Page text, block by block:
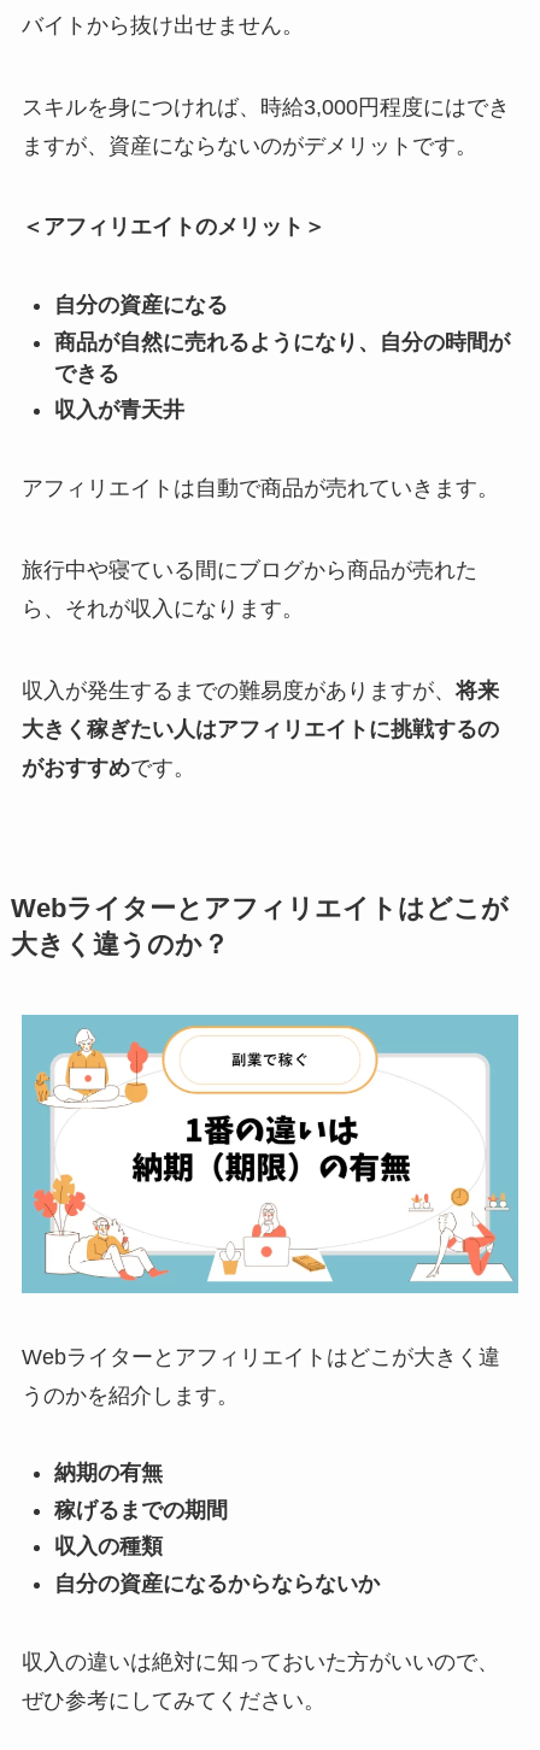
バイトから抜け出せません。
スキルを身につければ、時給3,000円程度にはでき
ますが、資産にならないのがデメリットです。
＜アフィリエイトのメリット＞
自分の資産になる
商品が自然に売れるようになり、自分の時間が
できる
収入が青天井
アフィリエイトは自動で商品が売れていきます。
旅行中や寝ている間にブログから商品が売れた
ら、それが収入になります。
収入が発生するまでの難易度がありますが、 将来
大きく稼ぎたい人はアフィリエイトに挑戦するの
がおすすめです。
Webライターとアフィリエイトはどこが
大きく違うのか？
Webライターとアフィリエイトはどこが大きく違
うのかを紹介します。
納期の有無
稼げるまでの期間
収入の種類
自分の資産になるからならないか
収入の違いは絶対に知っておいた方がいいので、
ぜひ参考にしてみてください。